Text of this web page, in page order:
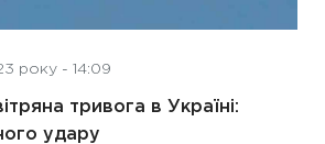
року - 14:09
тривога в Україні:
удару